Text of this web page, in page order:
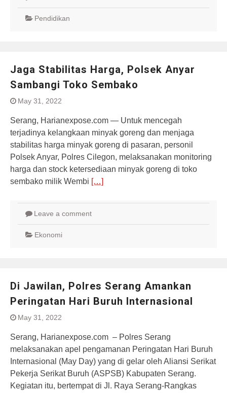
Pendidikan
Jaga Stabilitas Harga, Polsek Anyar
Sambangi Toko Sembako
May 31, 2022
Serang, Harianexpose.com — Untuk mencegah
terjadinya kelangkaan minyak goreng dan menjaga
stabilitas harga minyak goreng di pasaran, personil
Polsek Anyar, Polres Cilegon, melaksanakan monitoring
harga dan stock ketersediaan minyak goreng di toko
sembako milik Wembi […]
Leave a comment
Ekonomi
Di Jawilan, Polres Serang Amankan
Peringatan Hari Buruh Internasional
May 31, 2022
Serang, Harianexpose.com – Polres Serang
melaksanakan apel pengamanan Peringatan Hari Buruh
Internasional (May Day) yang di gelar oleh Aliansi Serikat
Pekerja Serikat Buruh (ASPSB) Kabupaten Serang.
Kegiatan itu, bertempat di Jl. Raya Serang-Rangkas